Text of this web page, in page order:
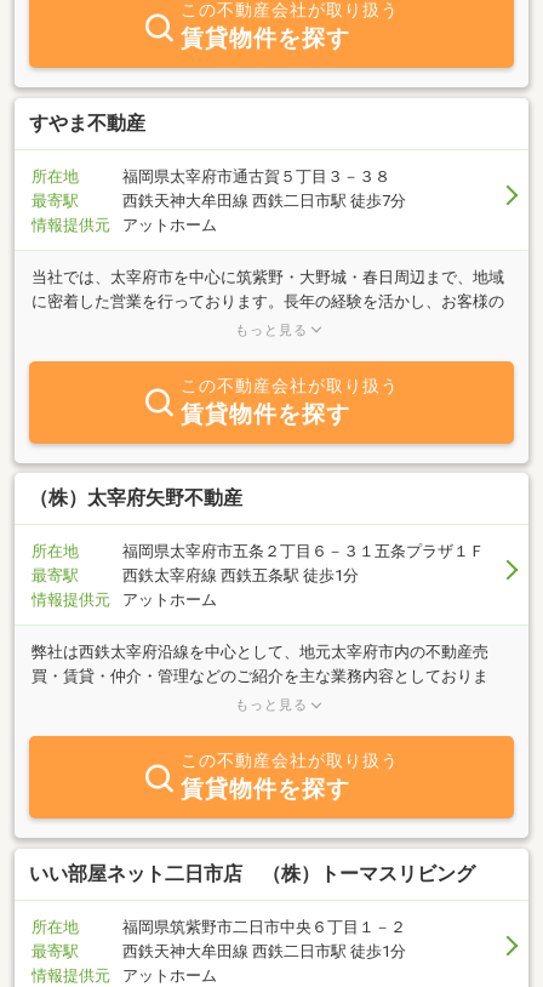
この不動産会社が取り扱う
賃貸物件を探す
すやま不動産
所在地
福岡県太宰府市通古賀５丁目３－３８
最寄駅
西鉄天神大牟田線 西鉄二日市駅 徒歩7分
情報提供元
アットホーム
当社では、太宰府市を中心に筑紫野・大野城・春日周辺まで、地域
に密着した営業を行っております。長年の経験を活かし、お客様の
立場に立って対応させて頂きます。不動産に関わることでしたら、
もっと見る
この不動産会社が取り扱う
賃貸物件を探す
（株）太宰府矢野不動産
所在地
福岡県太宰府市五条２丁目６－３１五条プラザ１Ｆ
最寄駅
西鉄太宰府線 西鉄五条駅 徒歩1分
情報提供元
アットホーム
弊社は西鉄太宰府沿線を中心として、地元太宰府市内の不動産売
買・賃貸・仲介・管理などのご紹介を主な業務内容としておりま
す。「売りたい」「買いたい」「貸したい」「借りたい」ご希望の
な経験・情報力でお客様のご希望に併せた親身な対応を心掛けてお
もっと見る
この不動産会社が取り扱う
賃貸物件を探す
いい部屋ネット二日市店 （株）トーマスリビング
所在地
福岡県筑紫野市二日市中央６丁目１－２
最寄駅
西鉄天神大牟田線 西鉄二日市駅 徒歩1分
情報提供元
アットホーム